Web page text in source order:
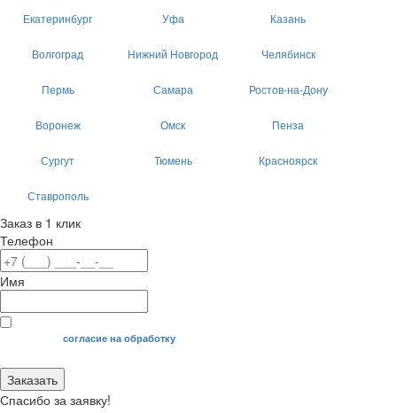
Екатеринбург Уфа Казань
Волгоград Нижний Новгород Челябинск
Пермь Самара Ростов-на-Дону
Воронеж Омск Пенза
Сургут Тюмень Красноярск
Ставрополь
Заказ в 1 клик
Телефон
Имя
Я даю своесогласие на обработку
Заказать
Спасибо за заявку!